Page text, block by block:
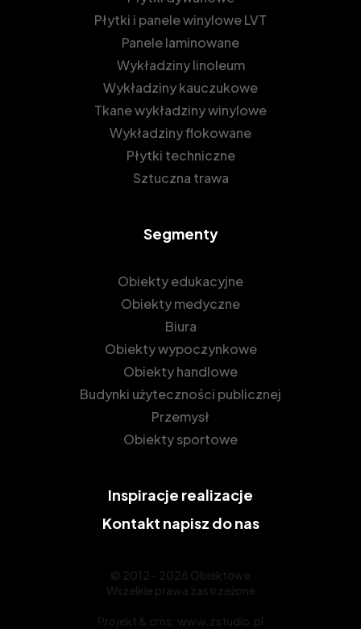
Płytki i panele winylowe LVT
Panele laminowane
Wykładziny linoleum
Wykładziny kauczukowe
Tkane wykładziny winylowe
Wykładziny flokowane
Płytki techniczne
Sztuczna trawa
Segmenty
Obiekty edukacyjne
Obiekty medyczne
Biura
Obiekty wypoczynkowe
Obiekty handlowe
Budynki użyteczności publicznej
Przemysł
Obiekty sportowe
Inspiracje realizacje
Kontakt napisz do nas
© 2012 - 2026 Obiektowe
Wszelkie prawa zastrzeżone
Projekt & cms: www.zstudio.pl